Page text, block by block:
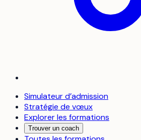
Simulateur d’admission
Stratégie de vœux
Explorer les formations
Trouver un coach